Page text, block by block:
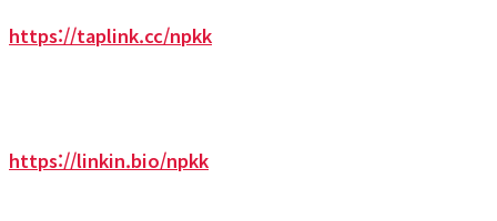
https://taplink.cc/npkk
https://linkin.bio/npkk